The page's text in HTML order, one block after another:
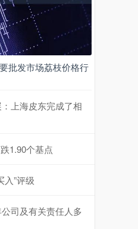
批发市场荔枝价格行
上海皮东完成了相
1.90个基点
入”评级
司及有关责任人多